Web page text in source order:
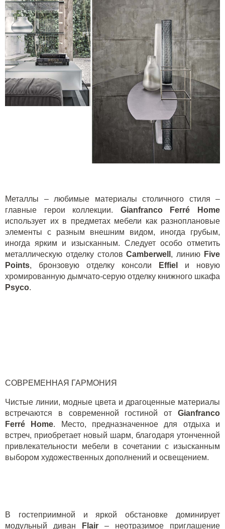
Металлы – любимые материалы столичного стиля –
главные герои коллекции. Gianfranco Ferré Home
использует их в предметах мебели как разноплановые
элементы с разным внешним видом, иногда грубым,
иногда ярким и изысканным. Следует особо отметить
металлическую отделку столовCamberwell , линию Five
Points, бронзовую отделку консоли Effiel
и новую
хромированную дымчато-серую отделку книжного шкафа
Psyco.
СОВРЕМЕННАЯ ГАРМОНИЯ
Чистые линии, модные цвета и драгоценные материалы
встречаются в современной гостиной от Gianfranco
Ferré Home. Место, предназначенное для отдыха и
встреч, приобретает новый шарм, благодаря утонченной
привлекательности мебели в сочетании с изысканным
выбором художественных дополнений и освещением.
В гостеприимной и яркой обстановке доминирует
модульный диван
Flair – неотразимое приглашение